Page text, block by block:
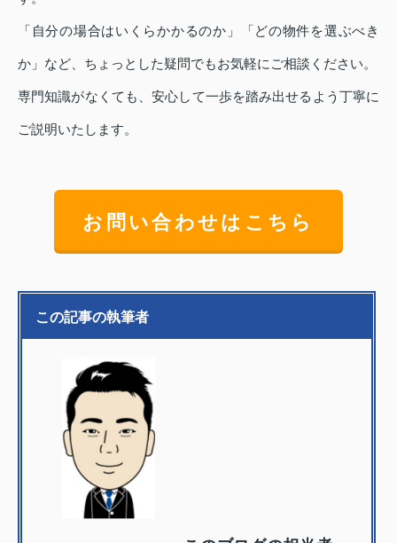
「自分の場合はいくらかかるのか」「どの物件を選ぶべき
か」など、ちょっとした疑問でもお気軽にご相談ください。
専門知識がなくても、安心して一歩を踏み出せるよう丁寧に
ご説明いたします。
お問い合わせはこちら
この記事の執筆者